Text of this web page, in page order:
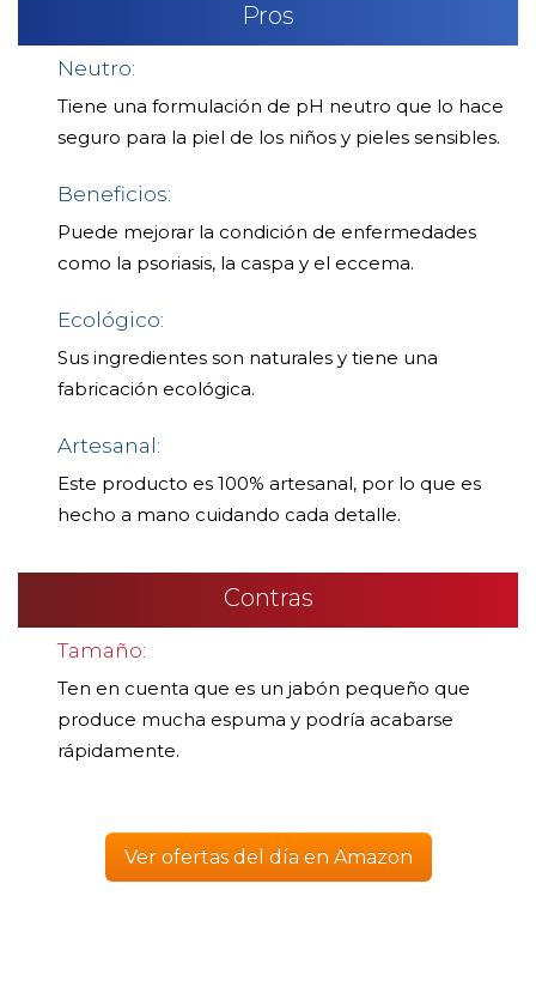
Pros
Neutro:
Tiene una formulación de pH neutro que lo hace
seguro para la piel de los niños y pieles sensibles.
Beneficios:
Puede mejorar la condición de enfermedades
como la psoriasis, la caspa y el eccema.
Ecológico:
Sus ingredientes son naturales y tiene una
fabricación ecológica.
Artesanal:
Este producto es 100% artesanal, por lo que es
hecho a mano cuidando cada detalle.
Contras
Tamaño:
Ten en cuenta que es un jabón pequeño que
produce mucha espuma y podría acabarse
rápidamente.
Ver ofertas del día en Amazon